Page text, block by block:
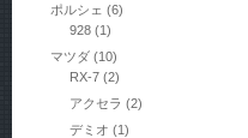
ポルシェ (6)
928 (1)
マツダ(10)
RX-7 (2)
アクセラ (2)
デミオ (1)